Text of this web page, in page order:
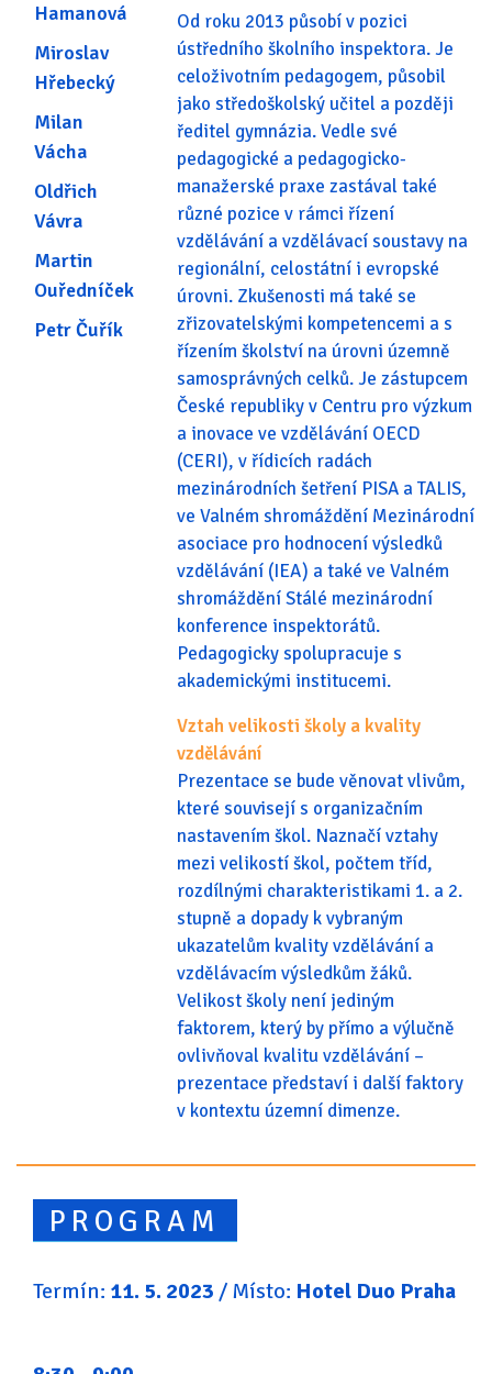
Hamanová
Miroslav
Hřebecký
Milan
Vácha
Oldřich
Vávra
Martin
Ouředníček
Petr Čuřík
Od roku 2013 působí v pozici
ústředního školního inspektora. Je
celoživotním pedagogem, působil
jako středoškolský učitel a později
ředitel gymnázia. Vedle své
pedagogické a pedagogicko-
manažerské praxe zastával také
různé pozice v rámci řízení
vzdělávání a vzdělávací soustavy na
regionální, celostátní i evropské
úrovni. Zkušenosti má také se
zřizovatelskými kompetencemi a s
řízením školství na úrovni územně
samosprávných celků. Je zástupcem
České republiky v Centru pro výzkum
a inovace ve vzdělávání OECD
(CERI), v řídicích radách
mezinárodních šetření PISA a TALIS,
ve Valném shromáždění Mezinárodní
asociace pro hodnocení výsledků
vzdělávání (IEA) a také ve Valném
shromáždění Stálé mezinárodní
konference inspektorátů.
Pedagogicky spolupracuje s
akademickými institucemi.
Vztah velikosti školy a kvality
vzdělávání
Prezentace se bude věnovat vlivům,
které souvisejí s organizačním
nastavením škol. Naznačí vztahy
mezi velikostí škol, počtem tříd,
rozdílnými charakteristikami 1. a 2.
stupně a dopady k vybraným
ukazatelům kvality vzdělávání a
vzdělávacím výsledkům žáků.
Velikost školy není jediným
faktorem, který by přímo a výlučně
ovlivňoval kvalitu vzdělávání –
prezentace představí i další faktory
v kontextu územní dimenze.
PROGRAM
Termín: 11. 5. 2023 / Místo: Hotel Duo Praha